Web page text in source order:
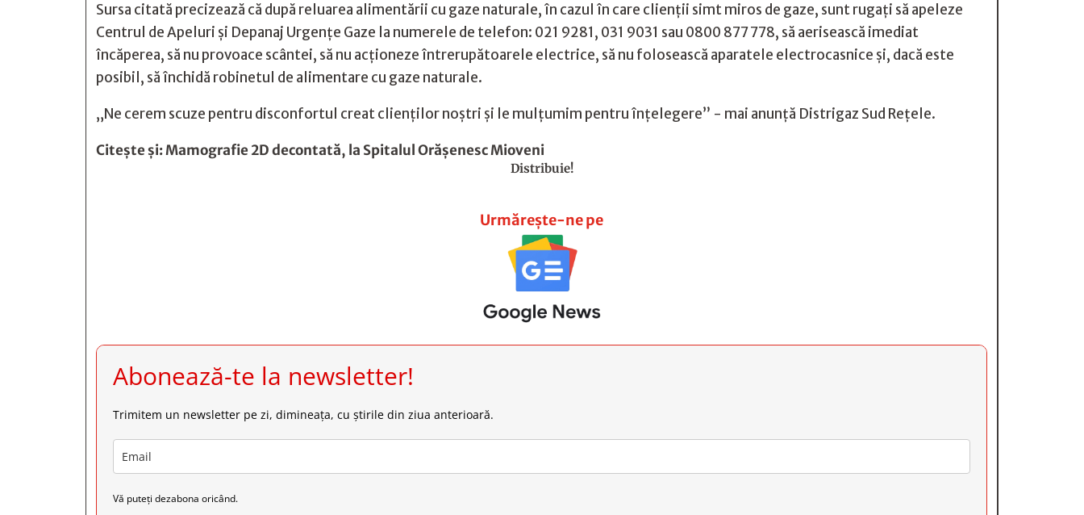
Sursa citată precizează că după reluarea alimentării cu gaze naturale, în cazul în care clienții simt miros de gaze, sunt rugați să apeleze
Centrul de Apeluri și Depanaj Urgențe Gaze la numerele de telefon: 021 9281, 031 9031 sau 0800 877 778, să aerisească imediat
încăperea, să nu provoace scântei, să nu acționeze întrerupătoarele electrice, să nu folosească aparatele electrocasnice și, dacă este
posibil, să închidă robinetul de alimentare cu gaze naturale.
„Ne cerem scuze pentru disconfortul creat clienților noștri și le mulțumim pentru înțelegere” - mai anunță Distrigaz Sud Rețele.
Citește și:Mamografie 2D decontată, la Spitalul Orășenesc Mioveni
Distribuie!
Urmărește-ne pe
Abonează-te la newsletter!
Trimitem un newsletter pe zi, dimineața, cu știrile din ziua anterioară.
Vă puteți dezabona oricând.